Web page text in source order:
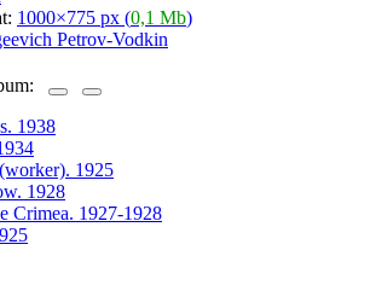
1000×775 px (0,1 Mb)
Petrov-Vodkin